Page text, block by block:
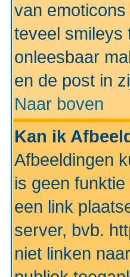
van
teveel smileys
onleesbaar
en de post in
Naar boven
Kan ik
Afbeeldingen
is geen
een link
server, bvb.
niet linken